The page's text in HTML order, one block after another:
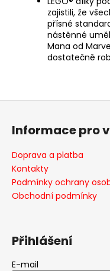
zajistili, že
přísné
nástěnné
Mana od
dostatečně
Z
Informace pro
Doprava a platba
Kontakty
Podmínky ochrany
Obchodní podmínky
Přihlášení
E-mail